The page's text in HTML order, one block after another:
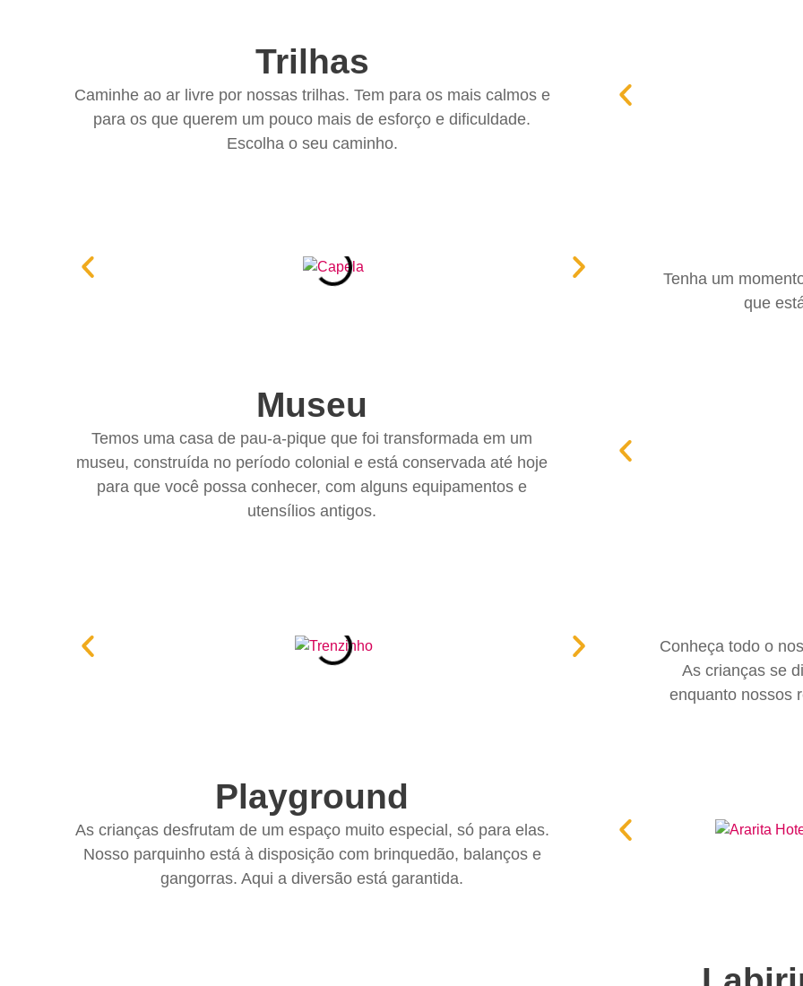
Trilhas
Caminhe ao ar livre por nossas trilhas. Tem para os mais calmos e
para os que querem um pouco mais de esforço e dificuldade.
Escolha o seu caminho.
Tenha um
que
Museu
Temos uma casa de pau-a-pique que foi transformada em um
museu, construída no período colonial e está conservada até hoje
para que você possa conhecer, com alguns equipamentos e
utensílios antigos.
Conheça todo o
As crianças se
enquanto nossos
Playground
As crianças desfrutam de um espaço muito especial, só para elas.
Nosso parquinho está à disposição com brinquedão, balanços e
gangorras. Aqui a diversão está garantida.